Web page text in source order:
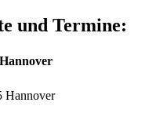
und Termine:
Hannover